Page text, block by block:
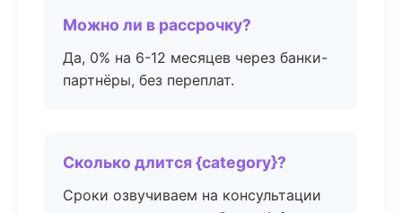
Можно ли в рассрочку?
Да, 0% на 6-12 месяцев через банки-
партнёры, без переплат.
Сколько длится {category}?
Сроки озвучиваем на консультации